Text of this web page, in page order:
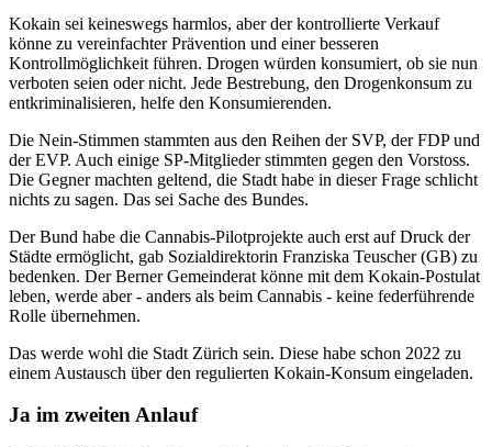
Kokain sei keineswegs harmlos, aber der kontrollierte Verkauf
könne zu vereinfachter Prävention und einer besseren
Kontrollmöglichkeit führen. Drogen würden konsumiert, ob sie nun
verboten seien oder nicht. Jede Bestrebung, den Drogenkonsum zu
entkriminalisieren, helfe den Konsumierenden.
Die Nein-Stimmen stammten aus den Reihen der SVP, der FDP und
der EVP. Auch einige SP-Mitglieder stimmten gegen den Vorstoss.
Die Gegner machten geltend, die Stadt habe in dieser Frage schlicht
nichts zu sagen. Das sei Sache des Bundes.
Der Bund habe die Cannabis-Pilotprojekte auch erst auf Druck der
Städte ermöglicht, gab Sozialdirektorin Franziska Teuscher (GB) zu
bedenken. Der Berner Gemeinderat könne mit dem Kokain-Postulat
leben, werde aber - anders als beim Cannabis - keine federführende
Rolle übernehmen.
Das werde wohl die Stadt Zürich sein. Diese habe schon 2022 zu
einem Austausch über den regulierten Kokain-Konsum eingeladen.
Ja im zweiten Anlauf